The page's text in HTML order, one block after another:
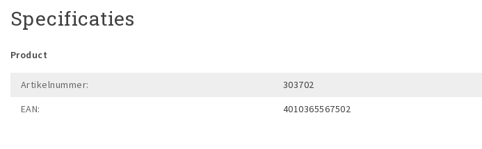
Specificaties
Product
Artikelnummer:
303702
EAN:
4010365567502